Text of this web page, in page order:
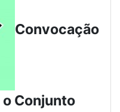
Convocação
Conjunto